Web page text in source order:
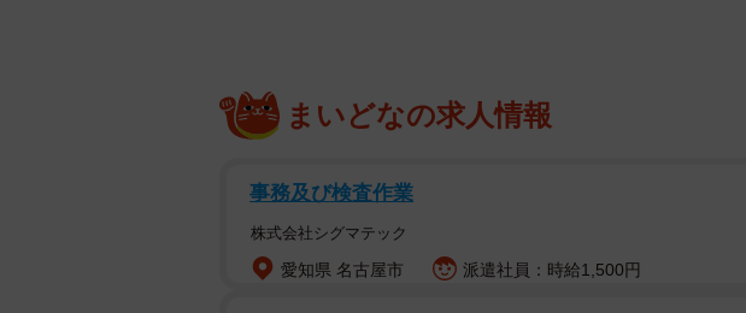
— Rie@4歳児と料理 (@riebento)
「娘が1歳の時ある日ふと指が腫れてる気がして、挟んだり
生まれて初めての整形外科駆け込んで、ハラハラしながら
ったら「お母さん…娘さんは手がぷくぷくですね」「手がぷ
まいどなの求人情報
事務及び検査作業
株式会社シグマテック
愛知県 名古屋市 派遣社員：時給1,500円